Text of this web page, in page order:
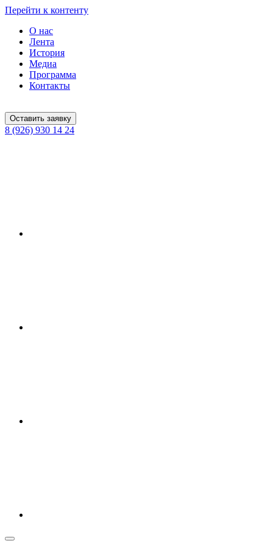
Перейти к контенту
О нас
Лента
История
Медиа
Программа
Контакты
Оставить заявку
8 (926) 930 14 24